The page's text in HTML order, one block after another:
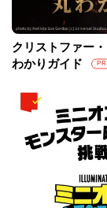
クリストファー
わかりガイド
PR